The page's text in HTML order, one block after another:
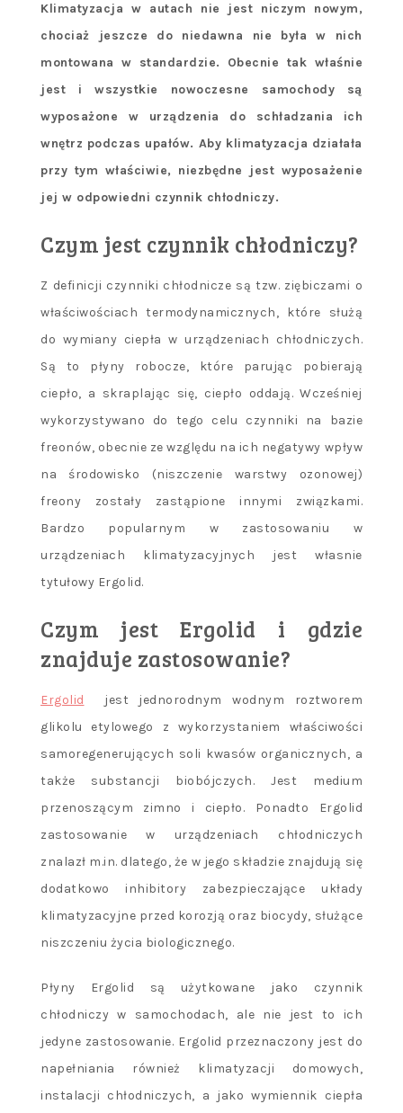
Klimatyzacja w autach nie jest niczym nowym,
chociaż jeszcze do niedawna nie była w nich
montowana w standardzie. Obecnie tak właśnie
jest i wszystkie nowoczesne samochody są
wyposażone w urządzenia do schładzania ich
wnętrz podczas upałów. Aby klimatyzacja działała
przy tym właściwie, niezbędne jest wyposażenie
jej w odpowiedni czynnik chłodniczy.
Czym jest czynnik chłodniczy?
Z definicji czynniki chłodnicze są tzw. ziębiczami o
właściwościach termodynamicznych, które służą
do wymiany ciepła w urządzeniach chłodniczych.
Są to płyny robocze, które parując pobierają
ciepło, a skraplając się, ciepło oddają. Wcześniej
wykorzystywano do tego celu czynniki na bazie
freonów, obecnie ze względu na ich negatywy wpływ
na środowisko (niszczenie warstwy ozonowej)
freony zostały zastąpione innymi związkami.
Bardzo popularnym w zastosowaniu w
urządzeniach klimatyzacyjnych jest własnie
tytułowy Ergolid.
Czym jest Ergolid i gdzie
znajduje zastosowanie?
Ergolid jest jednorodnym wodnym roztworem
glikolu etylowego z wykorzystaniem właściwości
samoregenerujących soli kwasów organicznych, a
także substancji biobójczych. Jest medium
przenoszącym zimno i ciepło. Ponadto Ergolid
zastosowanie w urządzeniach chłodniczych
znalazł m.in. dlatego, że w jego składzie znajdują się
dodatkowo inhibitory zabezpieczające układy
klimatyzacyjne przed korozją oraz biocydy, służące
niszczeniu życia biologicznego.
Płyny Ergolid są użytkowane jako czynnik
chłodniczy w samochodach, ale nie jest to ich
jedyne zastosowanie. Ergolid przeznaczony jest do
napełniania również klimatyzacji domowych,
instalacji chłodniczych, a jako wymiennik ciepła